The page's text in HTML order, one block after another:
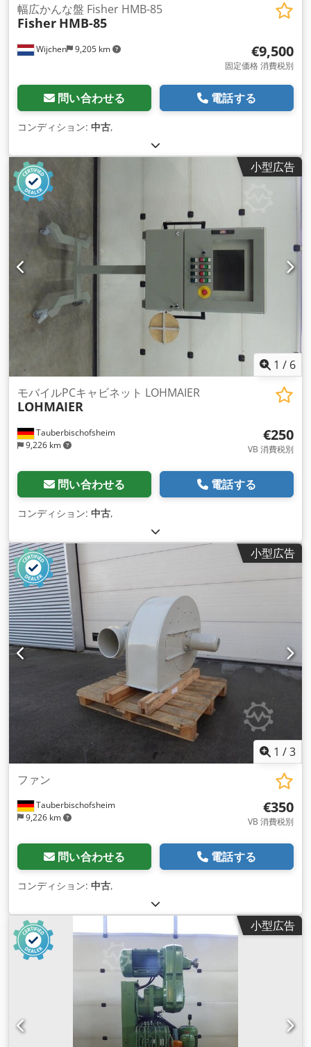
Wijchen 9,205 km
幅広かんな盤 Fisher HMB-85
Fisher HMB-85
€9,500
固定価格 消費税別
問い合わせる 電話する
コンディション: 中古,
小型広告
1 / 6
Tauberbischofsheim
9,226 km
モバイルPCキャビネット LOHMAIER
LOHMAIER
€250
VB 消費税別
問い合わせる 電話する
コンディション: 中古,
小型広告
1 /3
Tauberbischofsheim
9,226 km
ファン
€350
VB 消費税別
問い合わせる 電話する
コンディション: 中古,
小型広告